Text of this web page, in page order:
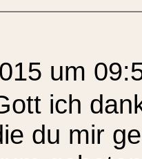
um
ich
du mir